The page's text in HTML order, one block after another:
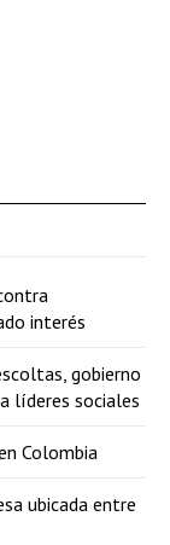
interés
gobierno
líderes sociales
Colombia
ubicada entre